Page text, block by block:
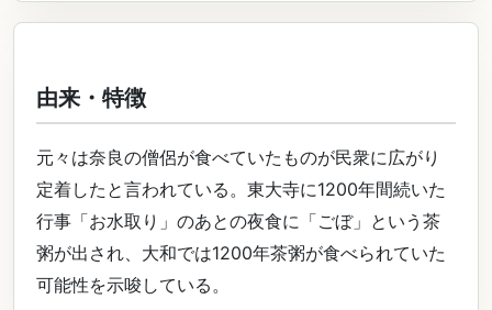
由来・特徴
元々は奈良の僧侶が食べていたものが民衆に広がり
定着したと言われている。東大寺に1200年間続いた
行事「お水取り」のあとの夜食に「ごぼ」という茶
粥が出され、大和では1200年茶粥が食べられていた
可能性を示唆している。